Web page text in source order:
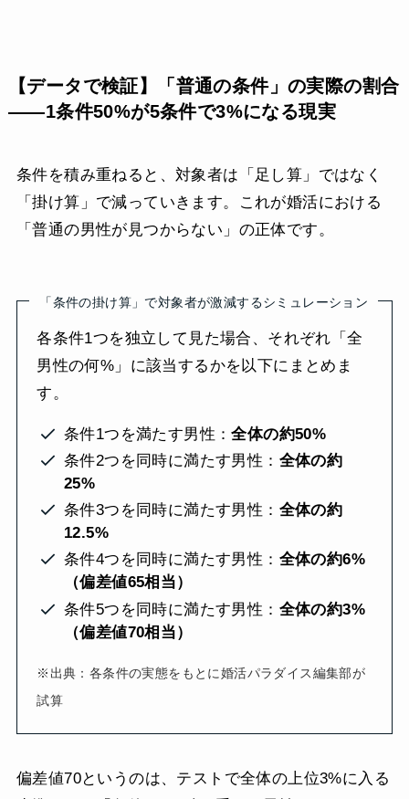
【データで検証】「普通の条件」の実際の割合
——1条件50%が5条件で3%になる現実
条件を積み重ねると、対象者は「足し算」ではなく
「掛け算」で減っていきます。これが婚活における
「普通の男性が見つからない」の正体です。
「条件の掛け算」で対象者が激減するシミュレーション
各条件1つを独立して見た場合、それぞれ「全
男性の何%」に該当するかを以下にまとめま
す。
条件1つを満たす男性：全体の約50%
条件2つを同時に満たす男性： 全体の約
25%
条件3つを同時に満たす男性： 全体の約
12.5%
条件4つを同時に満たす男性： 全体の約6%
（偏差値65相当）
条件5つを同時に満たす男性： 全体の約3%
（偏差値70相当）
※出典：各条件の実態をもとに婚活パラダイス編集部が
試算
偏差値70というのは、テストで全体の上位3%に入る